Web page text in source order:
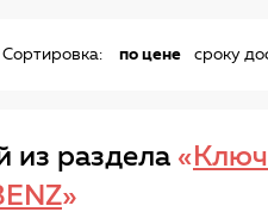
Сортировка: по цене сроку
из раздела «
»